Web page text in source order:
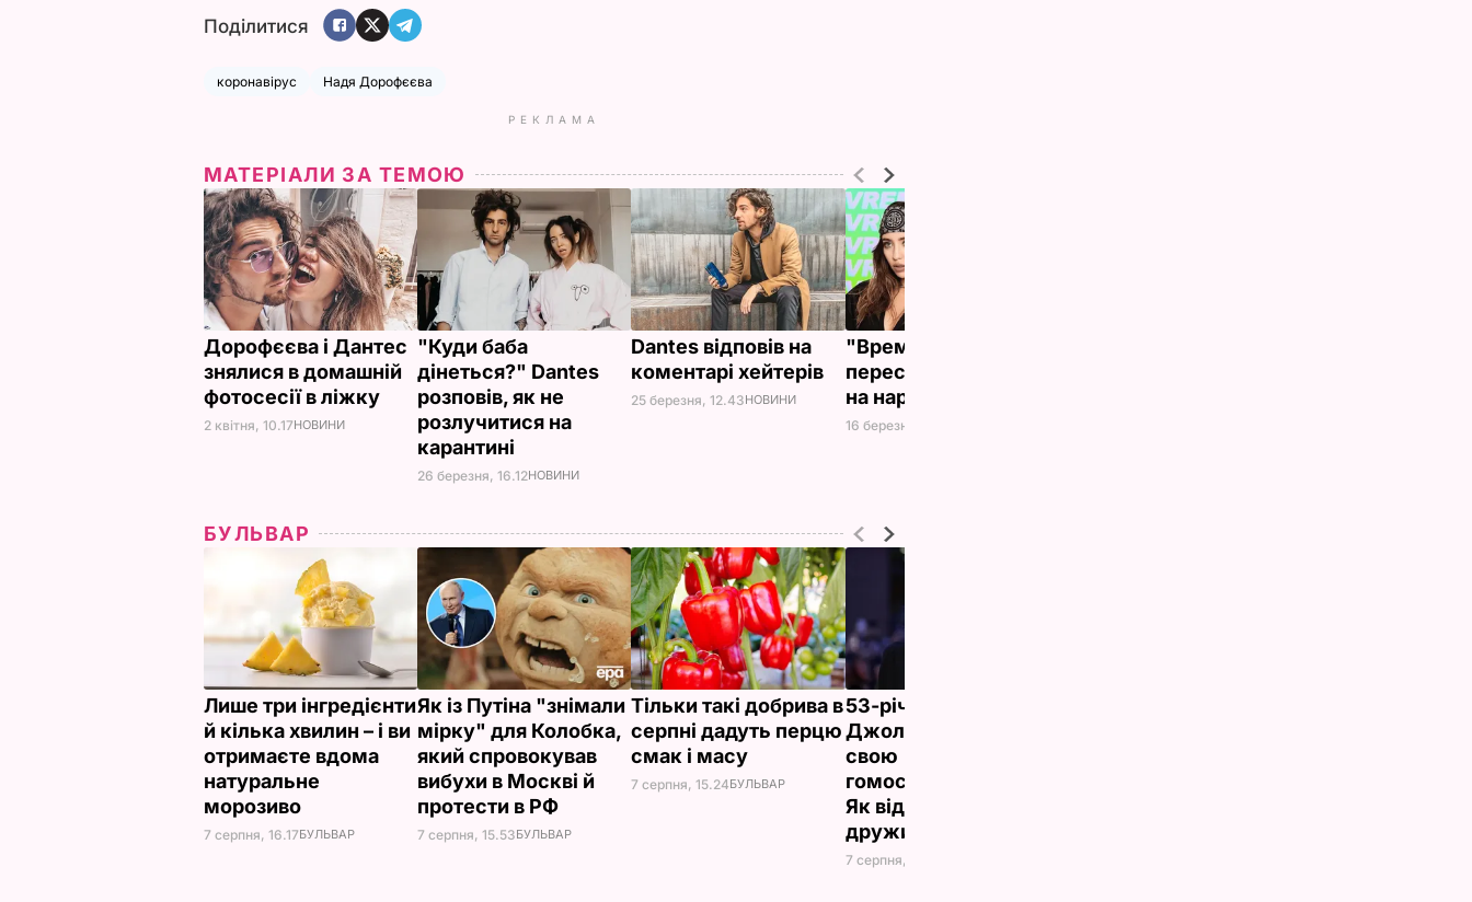
Поділитися
коронавірус Надя Дорофєєва
РЕКЛАМА
МАТЕРІАЛИ ЗА ТЕМОЮ
Дорофєєва і Дантес
знялися в домашній
фотосесії в ліжку
2 квітня, 10.17НОВИНИ
"Куди баба
дінеться?" Dantes
розповів, як не
розлучитися на
карантині
26 березня, 16.12НОВИНИ
Dantes відповів на
коментарі хейтерів
25 березня, 12.43НОВИНИ
"Время и Стекло"
переспівали свої хіти
на народні мотиви
16 березня, 13.34
БУЛЬВАР
Лише три інгредієнти
й кілька хвилин – і ви
отримаєте вдома
натуральне
морозиво
7 серпня, 16.17БУЛЬВАР
Як із Путіна "знімали
мірку" для Колобка,
який спровокував
вибухи в Москві й
протести в РФ
7 серпня, 15.53БУЛЬВАР
Тільки такі добрива в
серпні дадуть перцю
смак і масу
7 серпня, 15.24БУЛЬВАР
53-річний брат
Джолі заявив про
свою
гомосексуальність.
Як відреагувала його
дружина
7 серпня, 14.37